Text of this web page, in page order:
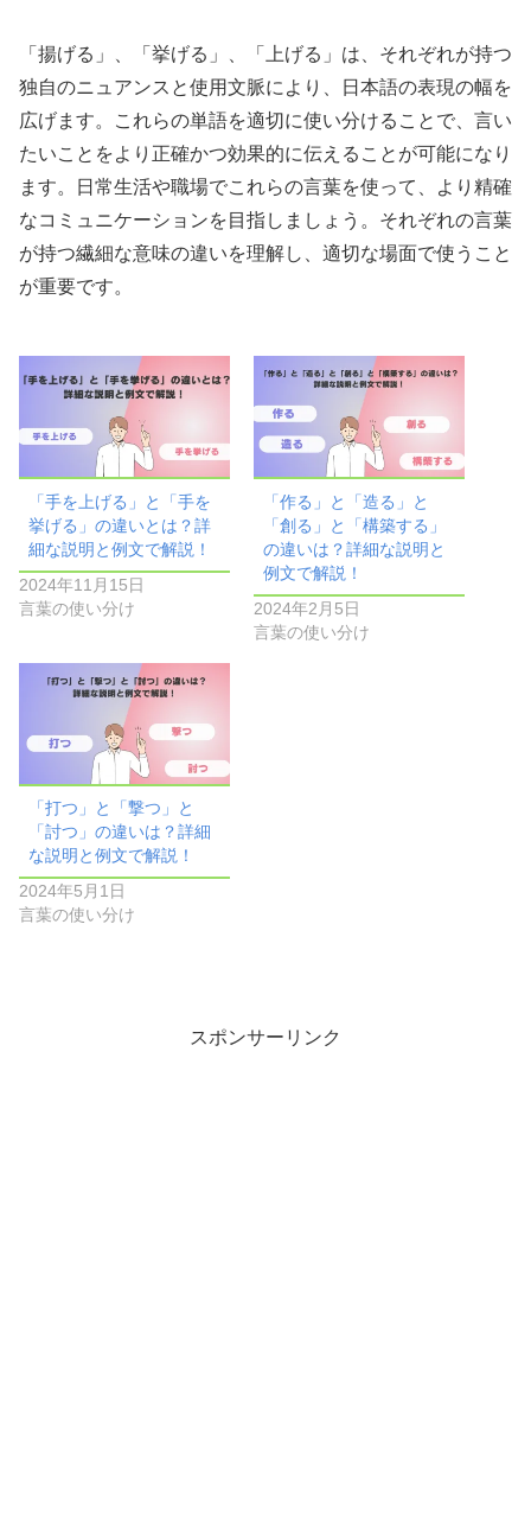
「揚げる」、「挙げる」、「上げる」は、それぞれが持つ
独自のニュアンスと使用文脈により、日本語の表現の幅を
広げます。これらの単語を適切に使い分けることで、言い
たいことをより正確かつ効果的に伝えることが可能になり
ます。日常生活や職場でこれらの言葉を使って、より精確
なコミュニケーションを目指しましょう。それぞれの言葉
が持つ繊細な意味の違いを理解し、適切な場面で使うこと
が重要です。
「手を上げる」と「手を
挙げる」の違いとは？詳
細な説明と例文で解説！
2024年11月15日
言葉の使い分け
「作る」と「造る」と
「創る」と「構築する」
の違いは？詳細な説明と
例文で解説！
2024年2月5日
言葉の使い分け
「打つ」と「撃つ」と
「討つ」の違いは？詳細
な説明と例文で解説！
2024年5月1日
言葉の使い分け
スポンサーリンク